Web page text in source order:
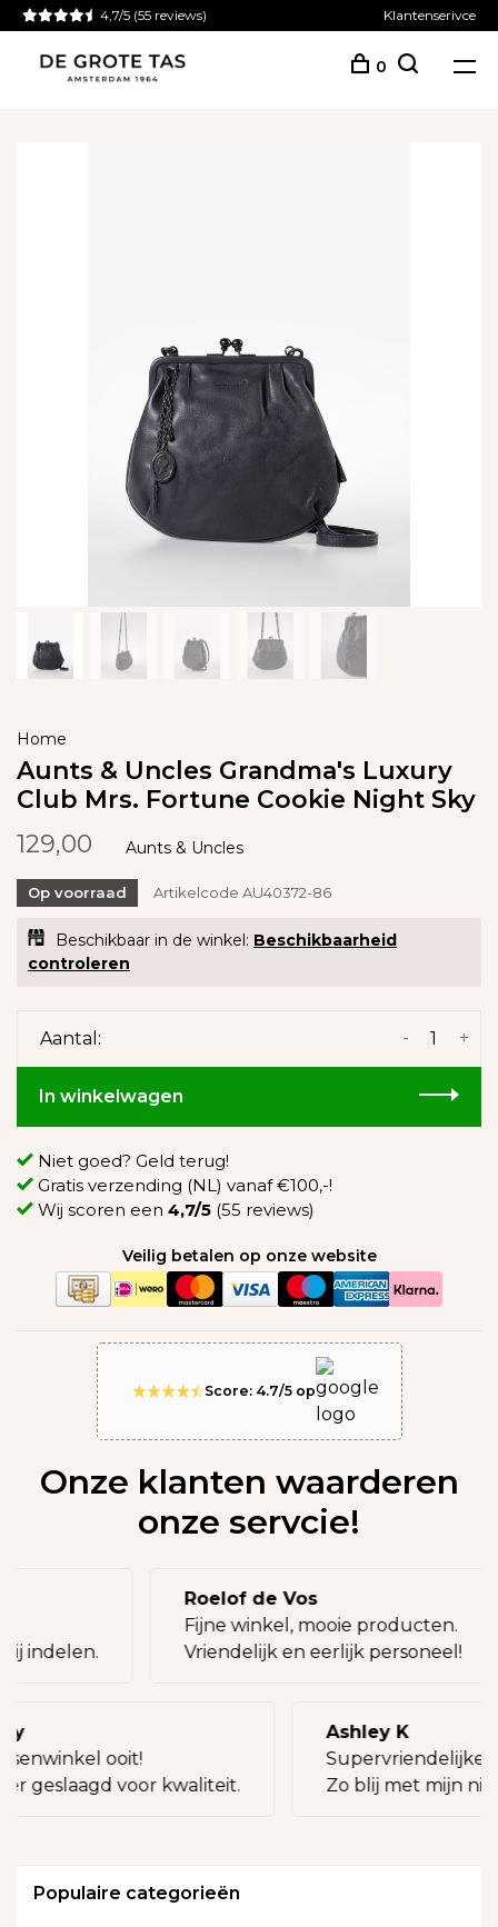
4,7/5 (55 reviews) Klantenserivce
0
Home
Aunts & Uncles Grandma's Luxury
Club Mrs. Fortune Cookie Night Sky
129,00
Aunts & Uncles
Op voorraad Artikelcode AU40372-86
Beschikbaar in de winkel: Beschikbaarheid
controleren
Aantal: +
-
In winkelwagen
Niet goed? Geld terug!
Gratis verzending (NL) vanaf €100,-!
Wij scoren een 4,7/5 (55 reviews)
Veilig betalen op onze website
Score: 4.7/5 op
Onze klanten waarderen
onze servcie!
indelen.
Roelof de Vos
Fijne winkel, mooie producten.
Vriendelijk en eerlijk personeel!
ooit!
geslaagd voor kwaliteit.
Ashley K
Supervriendelijke
Zo blij met mijn
Populaire categorieën